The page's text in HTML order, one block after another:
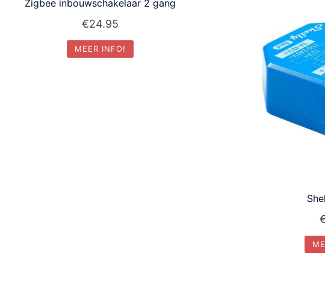
Zigbee inbouwschakelaar 2 gang
€24.95
MEER INFO!